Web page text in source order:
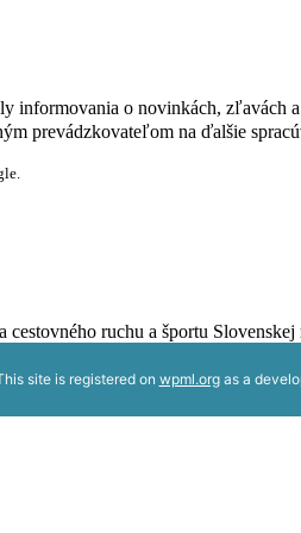
informovania o novinkách, zľavách
prevádzkovateľom na ďalšie
ruchu a športu Slovenskej
site is registered on wpml.orgas a